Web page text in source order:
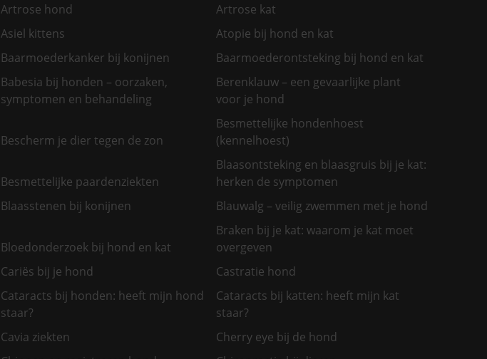
Artrose hond
Artrose kat
Asiel kittens
Atopie bij hond en kat
Baarmoederkanker bij konijnen
Baarmoederontsteking bij hond en kat
Babesia bij honden – oorzaken,
symptomen en behandeling
Berenklauw – een gevaarlijke plant
voor je hond
Bescherm je dier tegen de zon
Besmettelijke hondenhoest
(kennelhoest)
Besmettelijke paardenziekten
Blaasontsteking en blaasgruis bij je kat:
herken de symptomen
Blaasstenen bij konijnen
Blauwalg – veilig zwemmen met je hond
Bloedonderzoek bij hond en kat
Braken bij je kat: waarom je kat moet
overgeven
Cariës bij je hond
Castratie hond
Cataracts bij honden: heeft mijn hond
staar?
Cataracts bij katten: heeft mijn kat
staar?
Cavia ziekten
Cherry eye bij de hond